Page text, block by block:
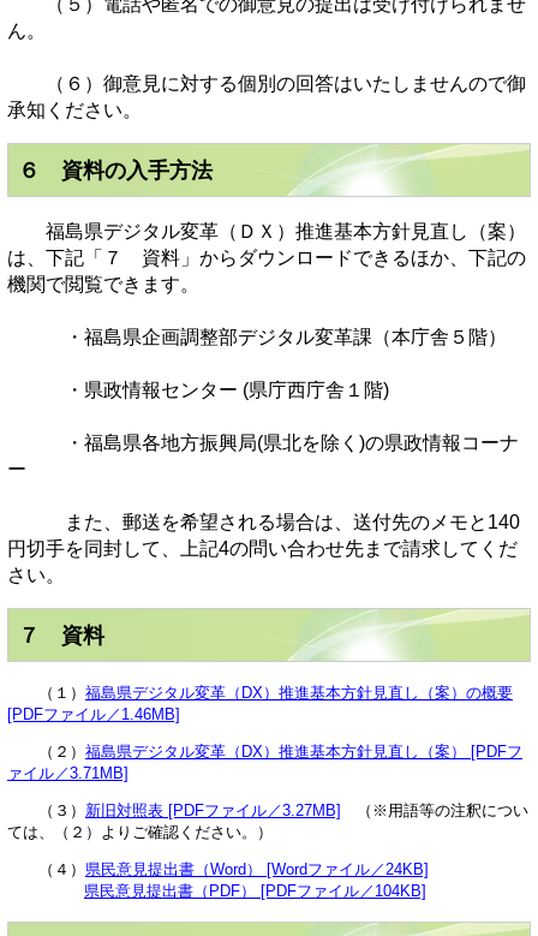
（５）電話や匿名での御意見の提出は受け付けられませ
ん。
（６）御意見に対する個別の回答はいたしませんので御
承知ください。
６ 資料の入手方法
福島県デジタル変革（ＤＸ）推進基本方針見直し（案）
は、下記「７ 資料」からダウンロードできるほか、下記の
機関で閲覧できます。
・福島県企画調整部デジタル変革課（本庁舎５階）
・県政情報センター (県庁西庁舎１階)
・福島県各地方振興局(県北を除く)の県政情報コーナ
ー
また、郵送を希望される場合は、送付先のメモと140
円切手を同封して、上記4の問い合わせ先まで請求してくだ
さい。
７ 資料
（１） 福島県デジタル変革（DX）推進基本方針見直し（案）の概要
[PDFファイル／1.46MB]
（２） 福島県デジタル変革（DX）推進基本方針見直し（案） [PDFフ
ァイル／3.71MB]
（３） 新旧対照表 [PDFファイル／3.27MB]
（※用語等の注釈につい
ては、（２）よりご確認ください。）
（４） 県民意見提出書（Word） [Wordファイル／24KB]
県民意見提出書（PDF） [PDFファイル／104KB]